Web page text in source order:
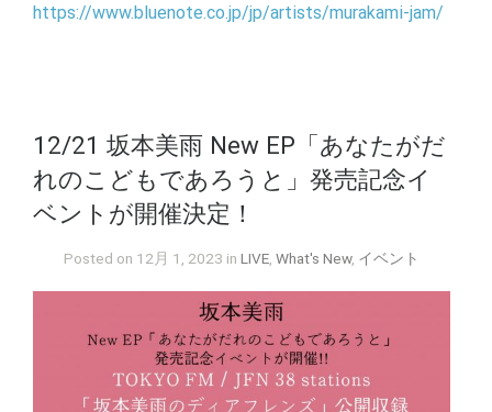
https://www.bluenote.co.jp/jp/artists/murakami-jam/
12/21 坂本美雨 New EP「あなたがだ
れのこどもであろうと」発売記念イ
ベントが開催決定！
Posted on 12月 1, 2023 inLIVE ,What's New, イベント